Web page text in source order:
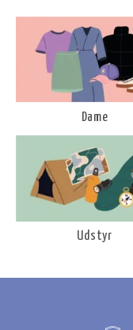
Dame
Udstyr